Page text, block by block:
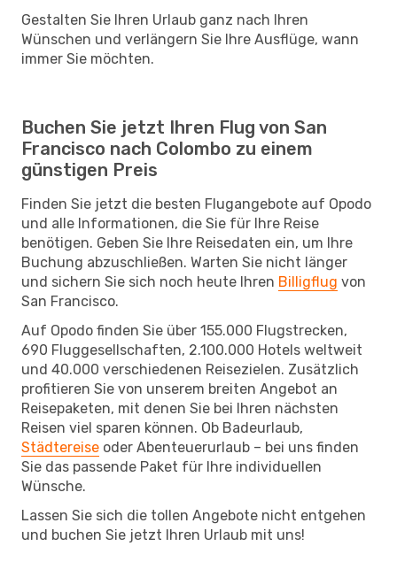
Gestalten Sie Ihren Urlaub ganz nach Ihren
Wünschen und verlängern Sie Ihre Ausflüge, wann
immer Sie möchten.
Buchen Sie jetzt Ihren Flug von San
Francisco nach Colombo zu einem
günstigen Preis
Finden Sie jetzt die besten Flugangebote auf Opodo
und alle Informationen, die Sie für Ihre Reise
benötigen. Geben Sie Ihre Reisedaten ein, um Ihre
Buchung abzuschließen. Warten Sie nicht länger
und sichern Sie sich noch heute Ihren Billigflug von
San Francisco.
Auf Opodo finden Sie über 155.000 Flugstrecken,
690 Fluggesellschaften, 2.100.000 Hotels weltweit
und 40.000 verschiedenen Reisezielen. Zusätzlich
profitieren Sie von unserem breiten Angebot an
Reisepaketen, mit denen Sie bei Ihren nächsten
Reisen viel sparen können. Ob Badeurlaub,
Städtereise oder Abenteuerurlaub – bei uns finden
Sie das passende Paket für Ihre individuellen
Wünsche.
Lassen Sie sich die tollen Angebote nicht entgehen
und buchen Sie jetzt Ihren Urlaub mit uns!